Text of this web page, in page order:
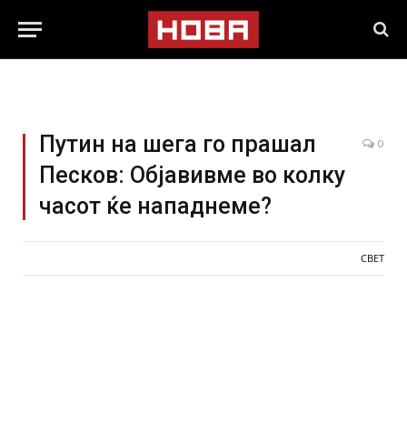
Путин на шега го прашал
Песков: Oбјавивме во колку
часот ќе нападнеме?
0
СВЕТ